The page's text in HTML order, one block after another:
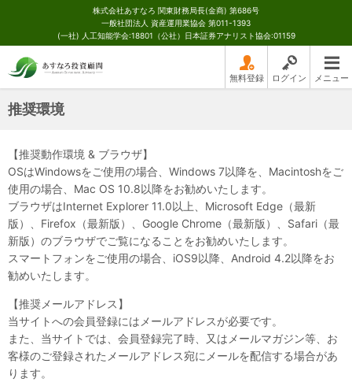
株式会社あすなろ 関東財務局長(金商) 第686号
一般社団法人 資産運用業協会 第011-1393
(一社) 人工知能学会:18801（公社）日本証券アナリスト協会:01159
無料登録 ログイン メニュー
推奨環境
【推奨動作環境 & ブラウザ】
OSはWindowsをご使用の場合、Windows 7以降を、Macintoshをご
使用の場合、Mac OS 10.8以降をお勧めいたします。
ブラウザはInternet Explorer 11.0以上、Microsoft Edge（最新
版）、Firefox（最新版）、Google Chrome（最新版）、Safari（最
新版）のブラウザでご覧になることをお勧めいたします。
スマートフォンをご使用の場合、iOS9以降、Android 4.2以降をお
勧めいたします。
【推奨メールアドレス】
当サイトへの会員登録にはメールアドレスが必要です。
また、当サイトでは、会員登録完了時、又はメールマガジン等、お
客様のご登録されたメールアドレス宛にメールを配信する場合があ
ります。